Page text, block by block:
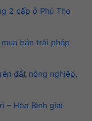
2 cấp ở Phú Thọ
bán trái phép
đất nông nghiệp,
– Hòa Bình giai